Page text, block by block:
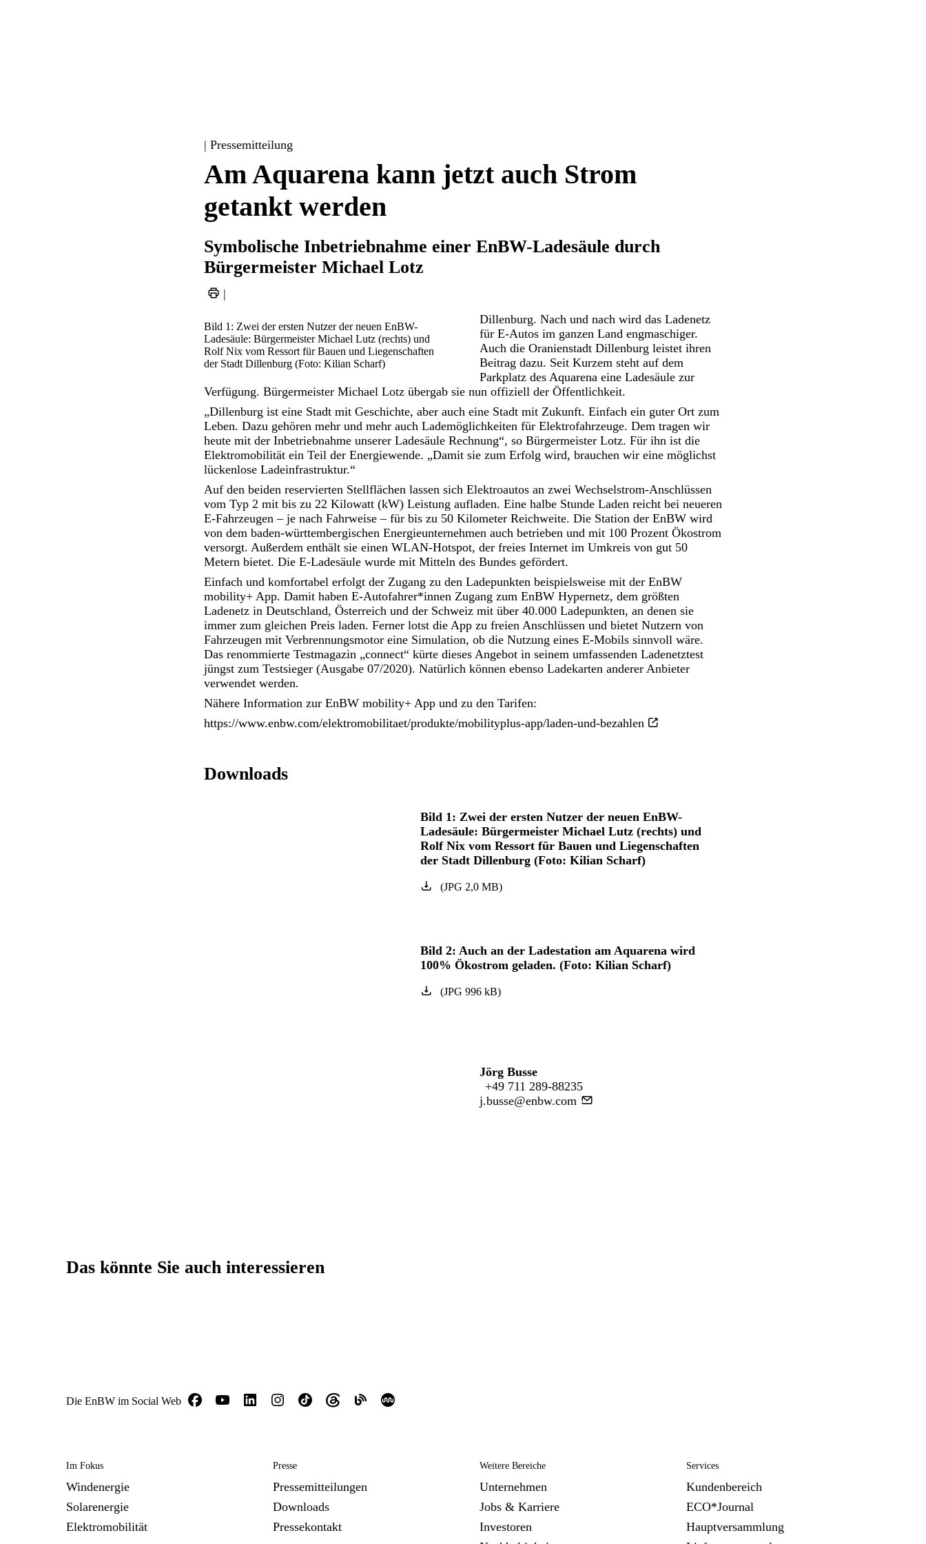
| Pressemitteilung
Am Aquarena kann jetzt auch Strom
getankt werden
Symbolische Inbetriebnahme einer EnBW-Ladesäule durch
Bürgermeister Michael Lotz
|
Bild 1: Zwei der ersten Nutzer der neuen EnBW-
Ladesäule: Bürgermeister Michael Lutz (rechts) und
Rolf Nix vom Ressort für Bauen und Liegenschaften
der Stadt Dillenburg (Foto: Kilian Scharf)
Dillenburg. Nach und nach wird das Ladenetz
für E-Autos im ganzen Land engmaschiger.
Auch die Oranienstadt Dillenburg leistet ihren
Beitrag dazu. Seit Kurzem steht auf dem
Parkplatz des Aquarena eine Ladesäule zur
Verfügung. Bürgermeister Michael Lotz übergab sie nun offiziell der Öffentlichkeit.
„Dillenburg ist eine Stadt mit Geschichte, aber auch eine Stadt mit Zukunft. Einfach ein guter Ort zum
Leben. Dazu gehören mehr und mehr auch Lademöglichkeiten für Elektrofahrzeuge. Dem tragen wir
heute mit der Inbetriebnahme unserer Ladesäule Rechnung“, so Bürgermeister Lotz. Für ihn ist die
Elektromobilität ein Teil der Energiewende. „Damit sie zum Erfolg wird, brauchen wir eine möglichst
lückenlose Ladeinfrastruktur.“
Auf den beiden reservierten Stellflächen lassen sich Elektroautos an zwei Wechselstrom-Anschlüssen
vom Typ 2 mit bis zu 22 Kilowatt (kW) Leistung aufladen. Eine halbe Stunde Laden reicht bei neueren
E-Fahrzeugen – je nach Fahrweise – für bis zu 50 Kilometer Reichweite. Die Station der EnBW wird
von dem baden-württembergischen Energieunternehmen auch betrieben und mit 100 Prozent Ökostrom
versorgt. Außerdem enthält sie einen WLAN-Hotspot, der freies Internet im Umkreis von gut 50
Metern bietet. Die E-Ladesäule wurde mit Mitteln des Bundes gefördert.
Einfach und komfortabel erfolgt der Zugang zu den Ladepunkten beispielsweise mit der EnBW
mobility+ App. Damit haben E-Autofahrer*innen Zugang zum EnBW Hypernetz, dem größten
Ladenetz in Deutschland, Österreich und der Schweiz mit über 40.000 Ladepunkten, an denen sie
immer zum gleichen Preis laden. Ferner lotst die App zu freien Anschlüssen und bietet Nutzern von
Fahrzeugen mit Verbrennungsmotor eine Simulation, ob die Nutzung eines E-Mobils sinnvoll wäre.
Das renommierte Testmagazin „connect“ kürte dieses Angebot in seinem umfassenden Ladenetztest
jüngst zum Testsieger (Ausgabe 07/2020). Natürlich können ebenso Ladekarten anderer Anbieter
verwendet werden.
Nähere Information zur EnBW mobility+ App und zu den Tarifen:
https://www.enbw.com/elektromobilitaet/produkte/mobilityplus-app/laden-und-bezahlen
Downloads
Bild 1: Zwei der ersten Nutzer der neuen EnBW-
Ladesäule: Bürgermeister Michael Lutz (rechts) und
Rolf Nix vom Ressort für Bauen und Liegenschaften
der Stadt Dillenburg (Foto: Kilian Scharf)
(JPG 2,0 MB)
Bild 2: Auch an der Ladestation am Aquarena wird
100% Ökostrom geladen. (Foto: Kilian Scharf)
(JPG 996 kB)
Jörg Busse
+49 711 289-88235
j.busse@enbw.com
Das könnte Sie auch interessieren
Die EnBW im Social Web
Im Fokus
Windenergie
Solarenergie
Elektromobilität
Presse
Pressemitteilungen
Downloads
Pressekontakt
Weitere Bereiche
Unternehmen
Jobs & Karriere
Investoren
Services
Kundenbereich
ECO*Journal
Hauptversammlung